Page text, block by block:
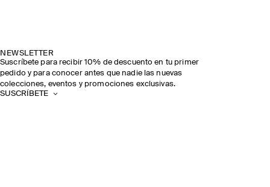
NEWSLETTER
Suscríbete para recibir 10% de descuento en tu primer
pedido y para conocer antes que nadie las nuevas
colecciones, eventos y promociones exclusivas.
SUSCRÍBETE